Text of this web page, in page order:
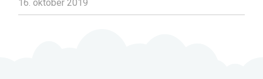
16. oktober 2019